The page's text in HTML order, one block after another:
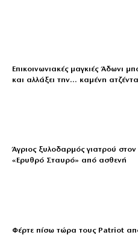
Επικοινωνιακές μαγκιές Άδωνι
και αλλάξει την… καμένη ατζέντα
Άγριος ξυλοδαρμός γιατρού στον
«Ερυθρό Σταυρό» από ασθενή
Φέρτε πίσω τώρα τους Patriot